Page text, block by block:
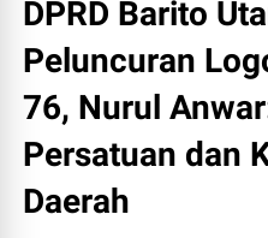
DPRD Barito
Peluncuran
76, Nurul
Persatuan dan
Daerah